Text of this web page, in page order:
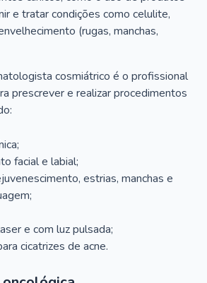
e tratar condições como celulite,
(rugas, manchas,
cosmiátrico é o profissional
prescrever e realizar procedimentos
facial e labial;
estrias, manchas e
e com luz pulsada;
cicatrizes de acne.